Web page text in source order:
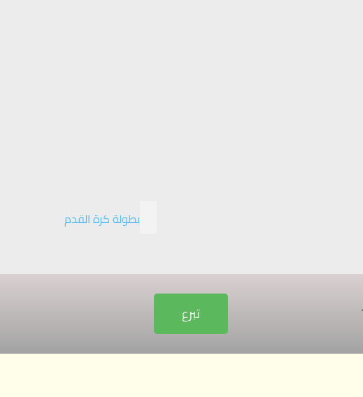
بطولة كرة القدم
تبرع